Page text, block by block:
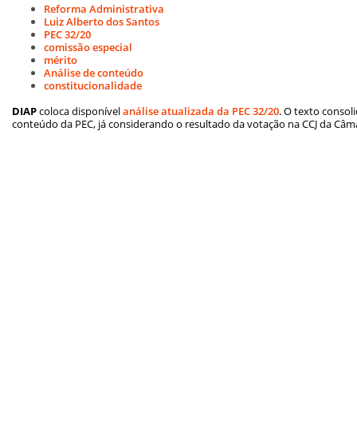
Reforma Administrativa
Luiz Alberto dos Santos
PEC 32/20
comissão especial
mérito
Análise de conteúdo
constitucionalidade
DIAPcoloca disponívelanálise atualizada da PEC 32/20. O texto
conteúdo da PEC, já considerando o resultado da votação na CCJ da